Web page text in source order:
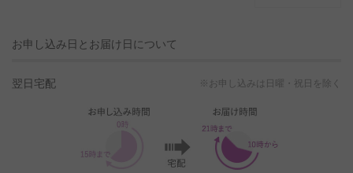
お申し込み日とお届け日について
翌日宅配 ※お申し込みは日曜・祝日を除く